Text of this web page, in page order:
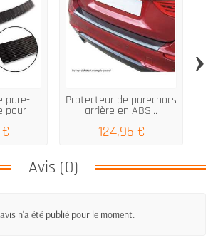
pare-
pour
Protecteur de parechocs
arrière en ABS...
124,95 €
›
Avis (0)
n'a été publié pour le moment.